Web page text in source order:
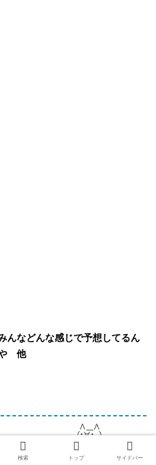
んなどんな感じで予想してるん
他
省賞典 新
検索 トップ サイドバー